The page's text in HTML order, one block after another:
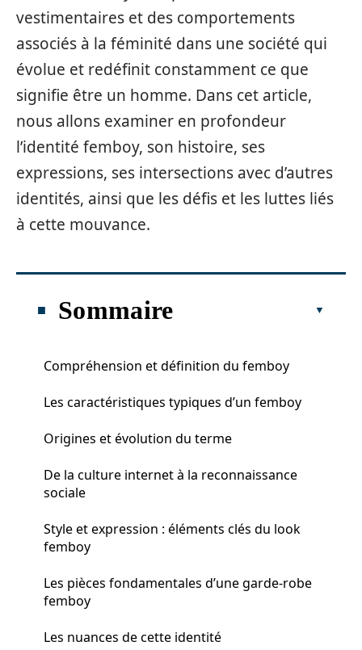
vestimentaires et des comportements
associés à la féminité dans une société qui
évolue et redéfinit constamment ce que
signifie être un homme. Dans cet article,
nous allons examiner en profondeur
l’identité femboy, son histoire, ses
expressions, ses intersections avec d’autres
identités, ainsi que les défis et les luttes liés
à cette mouvance.
Sommaire
Compréhension et définition du femboy
Les caractéristiques typiques d’un femboy
Origines et évolution du terme
De la culture internet à la reconnaissance
sociale
Style et expression : éléments clés du look
femboy
Les pièces fondamentales d’une garde-robe
femboy
Les nuances de cette identité